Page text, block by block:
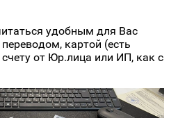
удобным для Вас
картой (есть
от Юр.лица или ИП, как с